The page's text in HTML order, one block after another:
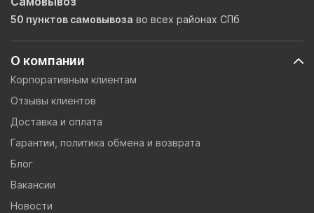
О компании
Корпоративным клиентам
Отзывы клиентов
Доставка и оплата
Гарантии, политика обмена и возврата
Блог
Вакансии
Новости
50 пунктов самовывоза во всех районах СПб